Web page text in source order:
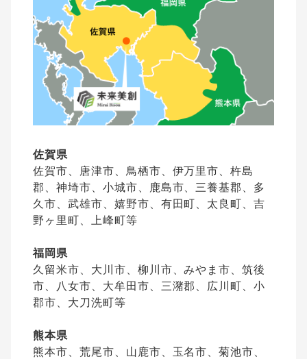
佐賀県
佐賀市、唐津市、鳥栖市、伊万里市、杵島
郡、神埼市、小城市、鹿島市、三養基郡、多
久市、武雄市、嬉野市、有田町、太良町、吉
野ヶ里町、上峰町等
福岡県
久留米市、大川市、柳川市、みやま市、筑後
市、八女市、大牟田市、三潴郡、広川町、小
郡市、大刀洗町等
熊本県
熊本市、荒尾市、山鹿市、玉名市、菊池市、